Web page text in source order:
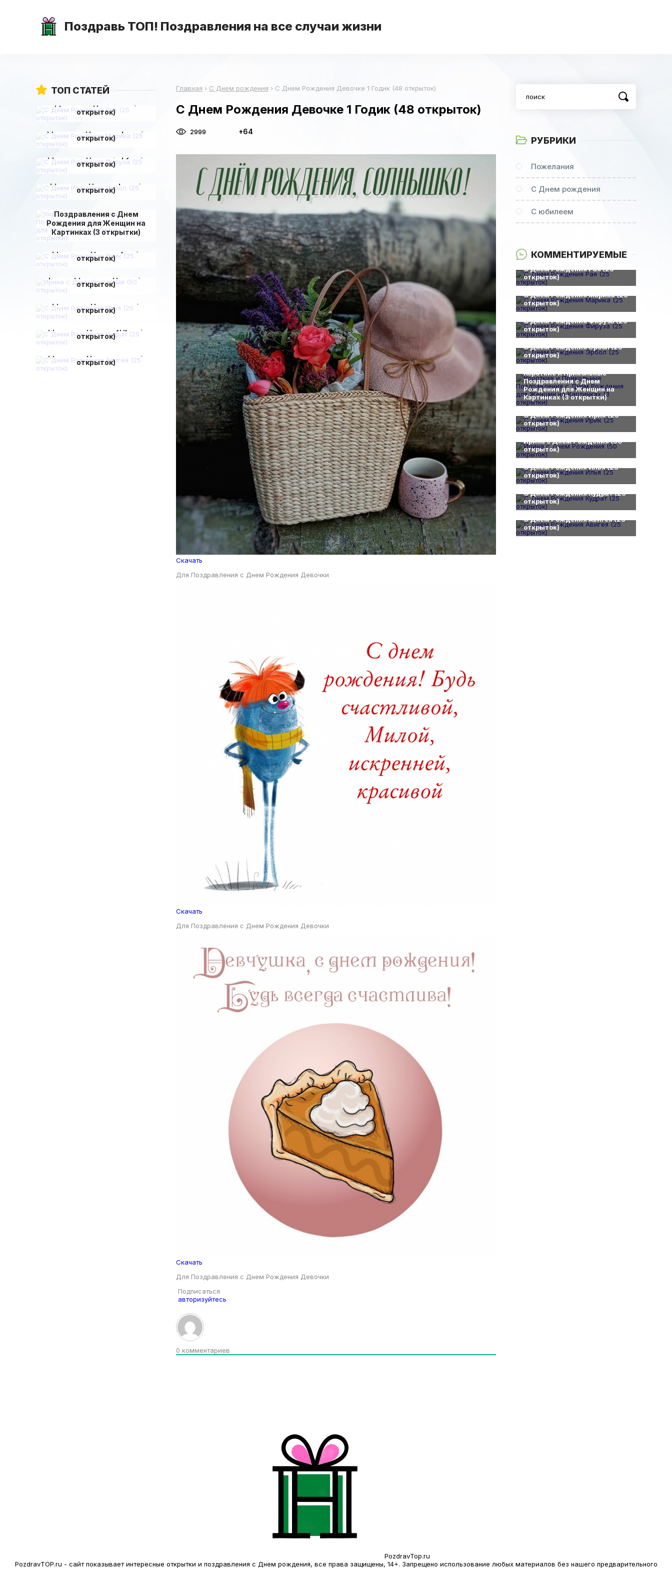
Поздравь ТОП! Поздравления на все случаи жизни
Главная › С Днем рождения › С Днем Рождения Девочке 1 Годик (48 открыток)
С Днем Рождения Девочке 1 Годик (48 открыток)
2999 +64
Скачать
Для Поздравления с Днем Рождения Девочки
Скачать
Для Поздравления с Днем Рождения Девочки
Скачать
Для Поздравления с Днем Рождения Девочки
Подписаться
авторизуйтесь
0 комментариев
ТОП СТАТЕЙ
открыток)
открыток)
открыток)
открыток)
Поздравления с Днем
Рождения для Женщин на
Картинках (3 открытки)
открыток)
открыток)
открыток)
открыток)
открыток)
РУБРИКИ
Пожелания
С Днем рождения
С юбилеем
КОММЕНТИРУЕМЫЕ
С Днем Рождения Рая (25
открыток)
0
С Днем Рождения Марика (25
открыток)
С Днем Рождения Фируза (25
открыток)
С Днем Рождения Эрбол (25
открыток)
Короткие и Прикольные
Поздравления с Днем
Рождения для Женщин на
Картинках (3 открытки)
С Днем Рождения Ирик (25
открыток)
Ирина с Днем Рождения (50
открыток)
С Днем Рождения Илья (25
открыток)
С Днем Рождения Кудрат (25
открыток)
С Днем Рождения Авигея (25
открыток)
PozdravTop.ru
PozdravTOP.ru - сайт показывает интересные открытки и поздравления с Днем рождения, все права защищены, 14+. Запрещено использование любых материалов без нашего предварительного